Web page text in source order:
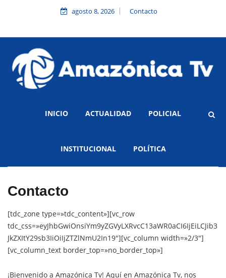
agosto 8, 2026 Contacto
INICIO ACTUALIDAD POLICIAL
INSTITUCIONAL POLÍTICA
Contacto
[tdc_zone type=»tdc_content»][vc_row
tdc_css=»eyJhbGwiOnsiYm9yZGVyLXRvcC13aWR0aCI6IjEiLCJib3
JkZXItY29sb3IiOiIjZTZlNmU2In19″][vc_column width=»2/3″]
[vc_column_text border_top=»no_border_top»]
¡Bienvenido a Amazónica Tv! Aquí en Amazónica Tv, nos